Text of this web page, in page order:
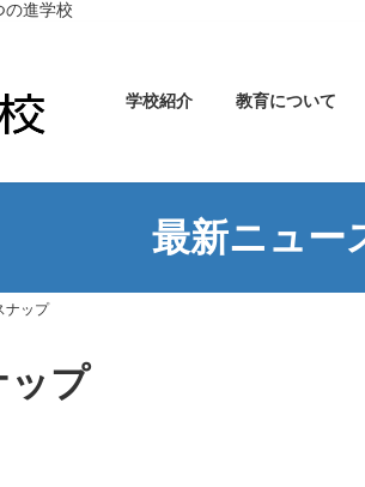
の進学校
学校紹介 教育について
最新ニュー
ナップ
ップ